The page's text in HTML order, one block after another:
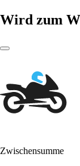
Wird zum
Zwischensumme